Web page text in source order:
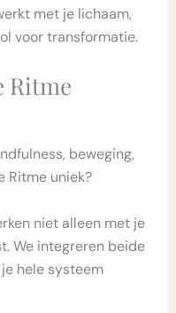
met je lichaam,
voor transformatie.
Ritme
beweging,
Ritme uniek?
niet alleen met je
We integreren beide
hele systeem